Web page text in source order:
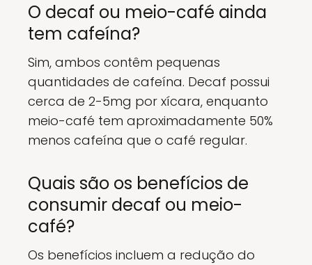
O decaf ou meio-café ainda
tem cafeína?
Sim, ambos contêm pequenas
quantidades de cafeína. Decaf possui
cerca de 2-5mg por xícara, enquanto
meio-café tem aproximadamente 50%
menos cafeína que o café regular.
Quais são os benefícios de
consumir decaf ou meio-
café?
Os benefícios incluem a redução do